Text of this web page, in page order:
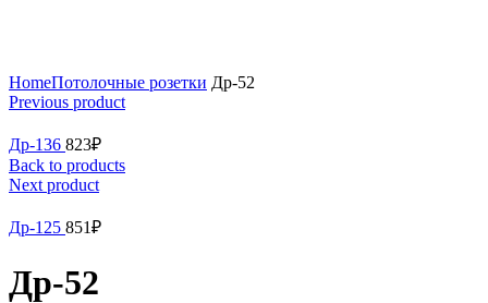
HomeПотолочные розетки Др-52
Previous product
Др-136 823₽
Back to products
Next product
Др-125 851₽
Др-52